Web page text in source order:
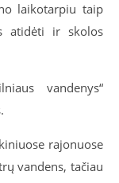
laikotarpiu taip
atidėti ir skolos
vandenys“
rajonuose
vandens, tačiau